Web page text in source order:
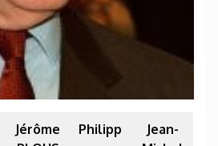
Jérôme
Philipp
Jean-